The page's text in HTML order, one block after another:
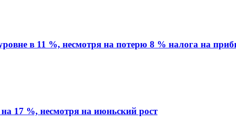
в 11 %, несмотря на потерю 8 % налога на
17 %, несмотря на июньский рост